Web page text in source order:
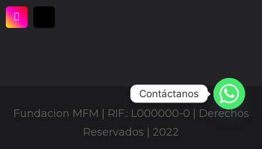
Fundacion MFM | RIF.: L000000-0 | Derechos
Reservados | 2022
Contáctanos